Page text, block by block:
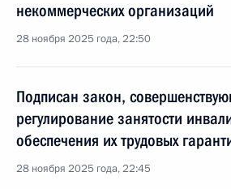
некоммерческих организаций
28 ноября 2025 года, 22:50
Подписан закон,
регулирование занятости
обеспечения их трудовых
28 ноября 2025 года, 22:45